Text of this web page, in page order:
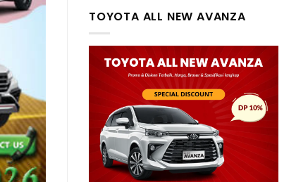
TOYOTA ALL NEW AVANZA